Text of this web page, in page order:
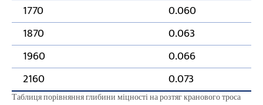
1770
0.060
1870
0.063
1960
0.066
2160
0.073
Таблиця порівняння глибини міцності на розтяг кранового троса